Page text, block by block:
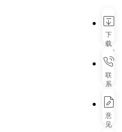
下
载
APP
联
系
们
意
见